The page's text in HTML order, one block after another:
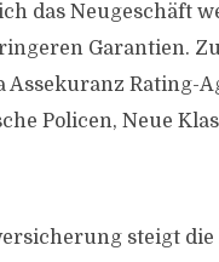
das Neugeschäft
Garantien.
Rating-
Policen, Neue
steigt